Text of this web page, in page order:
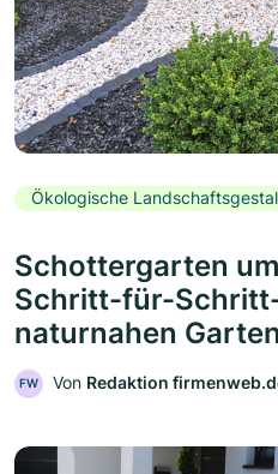
Ökologische
Schottergarten
Schritt-für-
naturnahen Garten
FW Von Redaktion